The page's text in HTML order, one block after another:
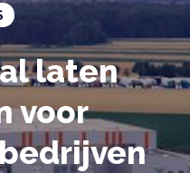
laten
voor